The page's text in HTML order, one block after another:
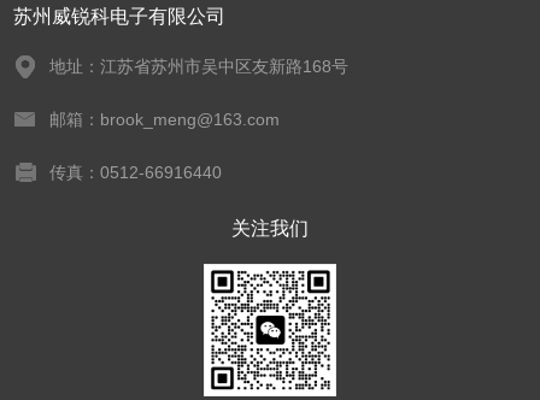
苏州威锐科电子有限公司
地址：江苏省苏州市吴中区友新路168号
邮箱：brook_meng@163.com
传真：0512-66916440
关注我们